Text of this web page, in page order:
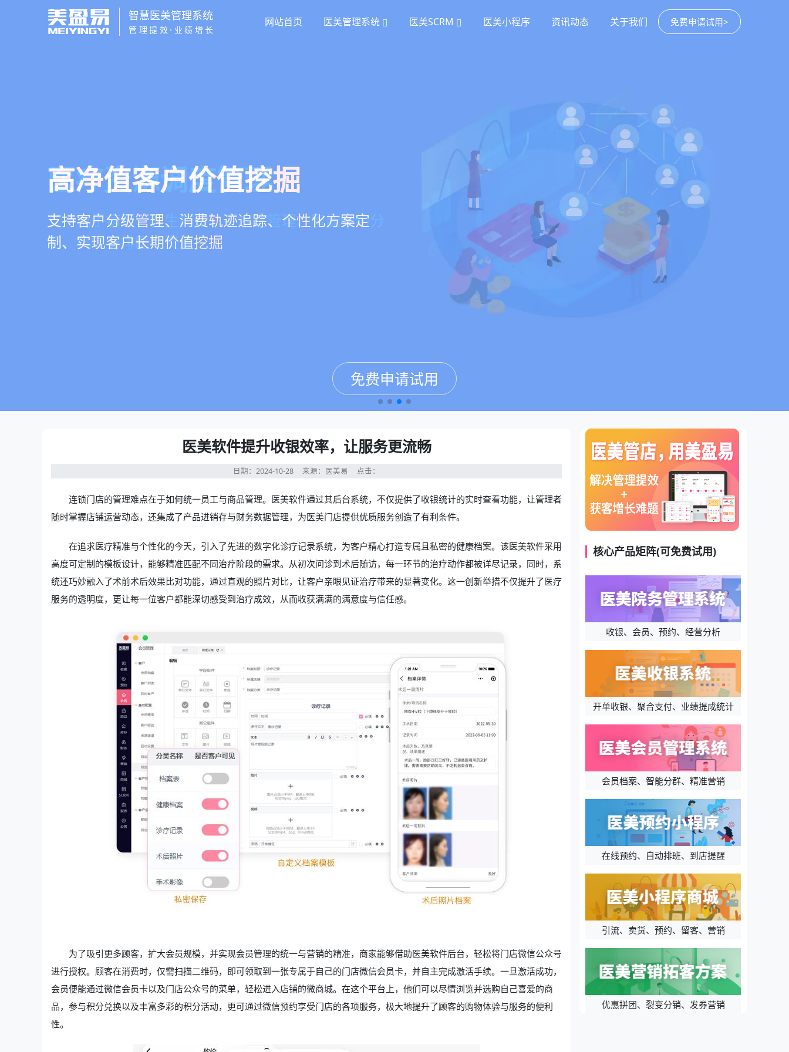
智慧医美管理系统
管理提效·业绩增长
免费申请试用>
网站首页 医美管理系统 医美SCRM 医美小程序 资讯动态 关于我们
智慧医美管理系统
一站式解决医美机构预约、咨询、手术安排、会员管
理、财务核算全流程管理
免费申请试用
医疗资源调度管理
支持电子病历、医生排班、手术室管理、智能预约分
配，科学安排医疗资源
免费申请试用
高净值客户价值挖掘
支持客户分级管理、消费轨迹追踪、个性化方案定
制、实现客户长期价值挖掘
免费申请试用
营销与私域运营
提供小程序商城、私域scrm、项目套餐、裂变分销多
种营销工具，助力获客与转化
免费申请试用
医美软件提升收银效率，让服务更流畅
日期：2024-10-28 来源：医美易 点击：
连锁门店的管理难点在于如何统一员工与商品管理。 医美软件通过其后台系统，不仅提供了收银统计的实时查看功能，让管理者
随时掌握店铺运营动态，还集成了产品进销存与财务数据管理，为医美门店提供优质服务创造了有利条件。
在追求医疗精准与个性化的今天，引入了先进的数字化诊疗记录系统，为客户精心打造专属且私密的健康档案。该医美软件采用
高度可定制的模板设计，能够精准匹配不同治疗阶段的需求。从初次问诊到术后随访，每一环节的治疗动作都被详尽记录，同时，系
统还巧妙融入了术前术后效果比对功能，通过直观的照片对比，让客户亲眼见证治疗带来的显著变化。这一创新举措不仅提升了医疗
服务的透明度，更让每一位客户都能深切感受到治疗成效，从而收获满满的满意度与信任感。
为了吸引更多顾客，扩大会员规模，并实现会员管理的统一与营销的精准，商家能够借助医美软件后台，轻松将门店微信公众号
进行授权。顾客在消费时，仅需扫描二维码，即可领取到一张专属于自己的门店微信会员卡，并自主完成激活手续。一旦激活成功，
会员便能通过微信会员卡以及门店公众号的菜单，轻松进入店铺的微商城。在这个平台上，他们可以尽情浏览并选购自己喜爱的商
品，参与积分兑换以及丰富多彩的积分活动，更可通过微信预约享受门店的各项服务，极大地提升了顾客的购物体验与服务的便利
性。
核心产品矩阵(可免费试用)
收银、会员、预约、经营分析
开单收银、聚合支付、业绩提成统计
会员档案、智能分群、精准营销
在线预约、自动排班、到店提醒
引流、卖货、预约、留客、营销
优惠拼团、裂变分销、发券营销